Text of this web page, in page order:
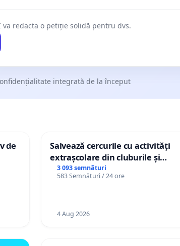
redacta o petiție solidă pentru dvs.
integrată de la început
de
Salvează cercurile cu activități
extrașcolare din cluburile și
palatele copiilor
3 093 semnături
583 Semnături / 24 ore
4 Aug 2026